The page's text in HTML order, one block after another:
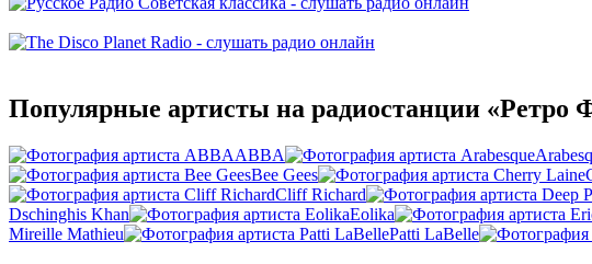
Популярные артисты на радиостанции «Ретро
ABBA
Bee Gees
Cliff Richard
Dschinghis Khan
Eolika
Mireille Mathieu
Patti LaBelle